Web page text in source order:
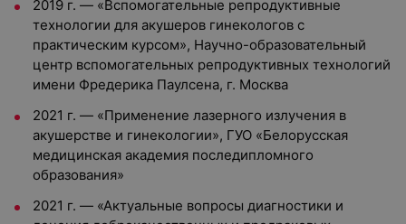
2019 г. — «Вспомогательные репродуктивные
технологии для акушеров гинекологов с
практическим курсом», Научно-образовательный
центр вспомогательных репродуктивных технологий
имени Фредерика Паулсена, г. Москва
2021 г. — «Применение лазерного излучения в
акушерстве и гинекологии», ГУО «Белорусская
медицинская академия последипломного
образования»
2021 г. — «Актуальные вопросы диагностики и